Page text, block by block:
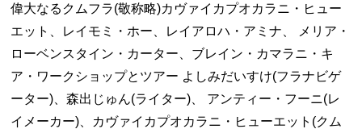
偉大なるクムフラ(敬称略)カヴァイカプオカラニ・ヒュー
エット、レイモミ・ホー、レイアロハ・アミナ、 メリア・
ローベンスタイン・カーター、ブレイン・カマラニ・キ
ア・ワークショップとツアー よしみだいすけ(フラナビゲ
ーター)、森出じゅん(ライター)、 アンティー・フーニ(レ
イメーカー)、カヴァイカプオカラニ・ヒューエット(クム